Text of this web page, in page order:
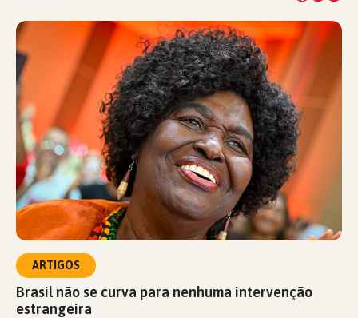
ARTIGOS
Brasil não se curva para nenhuma intervenção
estrangeira